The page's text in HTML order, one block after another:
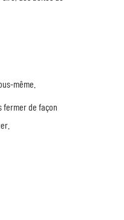
même.
fermer de façon